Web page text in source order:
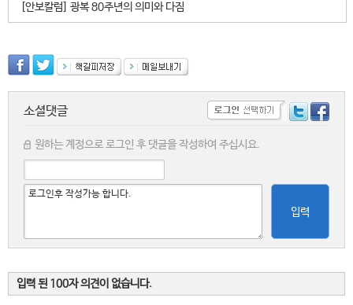
[안보칼럼] 광복 80주년의 의미와 다짐
소셜댓글
원하는 계정으로 로그인 후 댓글을 작성하여 주십시요.
입력
입력 된 100자 의견이 없습니다.